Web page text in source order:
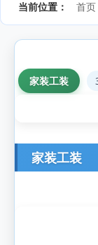
当前位置： 首页
家装工装
家装工装